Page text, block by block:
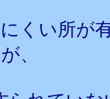
くい所が
、